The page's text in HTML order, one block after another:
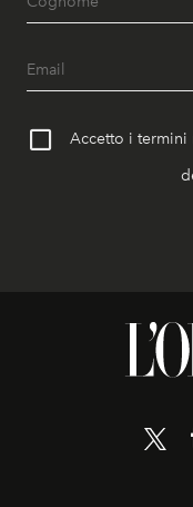
Accetto i termini